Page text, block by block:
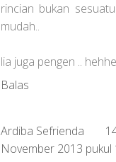
rincian bukan
mudah..
lia juga pengen ..
Balas
Ardiba Sefrienda
November 2013 pukul